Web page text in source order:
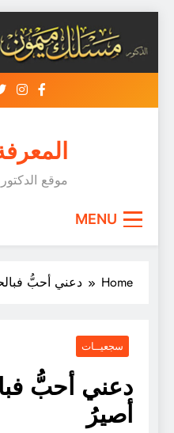
content
موقع
MENU
Home دعني أحبُّ
سجعيــات
دعني أحبُّ
أصيرُ